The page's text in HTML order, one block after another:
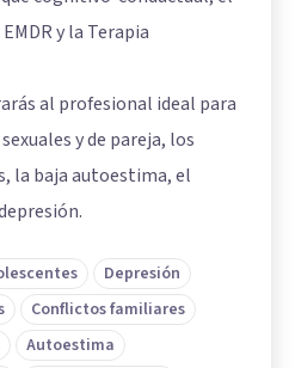
y la Terapia
al profesional ideal para
y de pareja, los
la baja autoestima, el
Depresión
Conflictos familiares
Autoestima